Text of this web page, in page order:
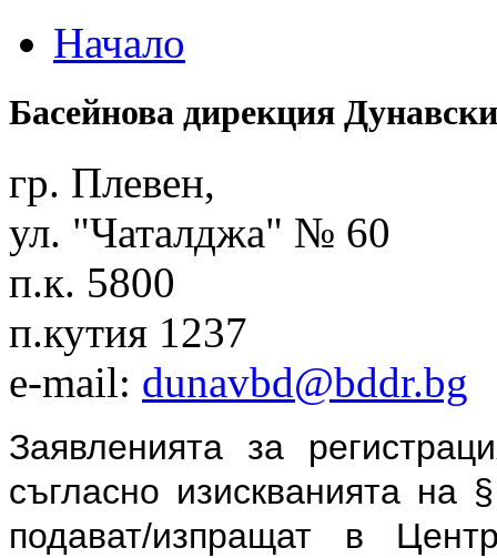
Начало
Басейнова дирекция
гр. Плевен,
ул. "Чаталджа" № 60
п.к. 5800
п.кутия 1237
e-mail: dunavbd@bddr.bg
Заявленията за
съгласно изискванията
подават/изпращат в